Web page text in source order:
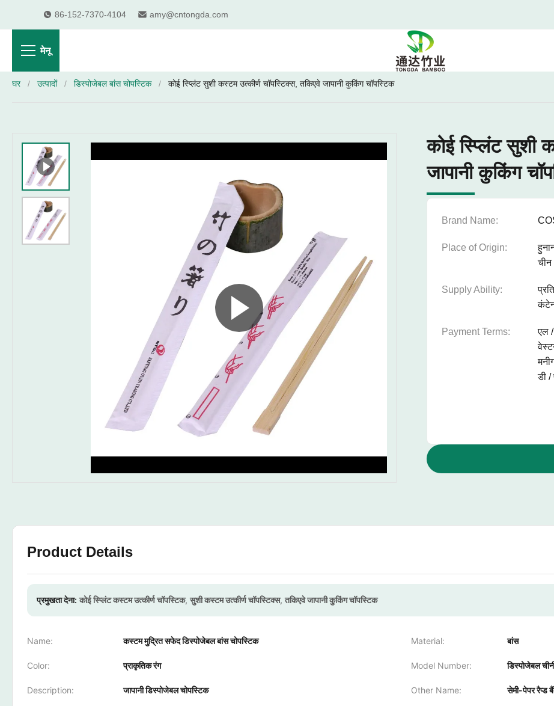
86-152-7370-4104 amy@cntongda.com
मेनू
घर / उत्पादों / डिस्पोजेबल बांस चोपस्टिक / कोई स्प्लिंट सुशी कस्टम उत्कीर्ण चॉपस्टिक्स, तकिएवे जापानी कुकिंग चॉपस्टिक
कोई स्प्लिंट सुशी
जापानी कुकिंग
Brand Name:
Place of Origin:
चीन
Supply Ability:
Payment Terms:
एल /
डी /
Product Details
प्रमुखता देना: कोई स्प्लिंट कस्टम उत्कीर्ण चॉपस्टिक, सुशी कस्टम उत्कीर्ण चॉपस्टिक्स, तकिएवे जापानी कुकिंग चॉपस्टिक
Name: कस्टम मुद्रित सफेद डिस्पोजेबल बांस चोपस्टिक Material: बांस
Color: प्राकृतिक रंग Model Number: डिस्पोजेबल
Description: जापानी डिस्पोजेबल चोपस्टिक Other Name: सेमी-पेपर रैप्ड